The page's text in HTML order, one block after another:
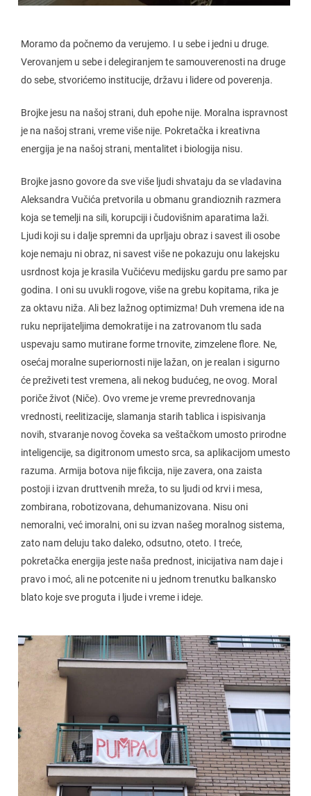
Moramo da počnemo da verujemo. I u sebe i jedni u druge.
Verovanjem u sebe i delegiranjem te samouverenosti na druge
do sebe, stvorićemo institucije, državu i lidere od poverenja.
Brojke jesu na našoj strani, duh epohe nije. Moralna ispravnost
je na našoj strani, vreme više nije. Pokretačka i kreativna
energija je na našoj strani, mentalitet i biologija nisu.
Brojke jasno govore da sve više ljudi shvataju da se vladavina
Aleksandra Vučića pretvorila u obmanu grandioznih razmera
koja se temelji na sili, korupciji i čudovišnim aparatima laži.
Ljudi koji su i dalje spremni da uprljaju obraz i savest ili osobe
koje nemaju ni obraz, ni savest više ne pokazuju onu lakejsku
usrdnost koja je krasila Vučićevu medijsku gardu pre samo par
godina. I oni su uvukli rogove, više na grebu kopitama, rika je
za oktavu niža. Ali bez lažnog optimizma! Duh vremena ide na
ruku neprijateljima demokratije i na zatrovanom tlu sada
uspevaju samo mutirane forme trnovite, zimzelene flore. Ne,
osećaj moralne superiornosti nije lažan, on je realan i sigurno
će preživeti test vremena, ali nekog budućeg, ne ovog. Moral
poriče život (Niče). Ovo vreme je vreme prevrednovanja
vrednosti, reelitizacije, slamanja starih tablica i ispisivanja
novih, stvaranje novog čoveka sa veštačkom umosto prirodne
inteligencije, sa digitronom umesto srca, sa aplikacijom umesto
razuma. Armija botova nije fikcija, nije zavera, ona zaista
postoji i izvan druttvenih mreža, to su ljudi od krvi i mesa,
zombirana, robotizovana, dehumanizovana. Nisu oni
nemoralni, već imoralni, oni su izvan našeg moralnog sistema,
zato nam deluju tako daleko, odsutno, oteto. I treće,
pokretačka energija jeste naša prednost, inicijativa nam daje i
pravo i moć, ali ne potcenite ni u jednom trenutku balkansko
blato koje sve proguta i ljude i vreme i ideje.